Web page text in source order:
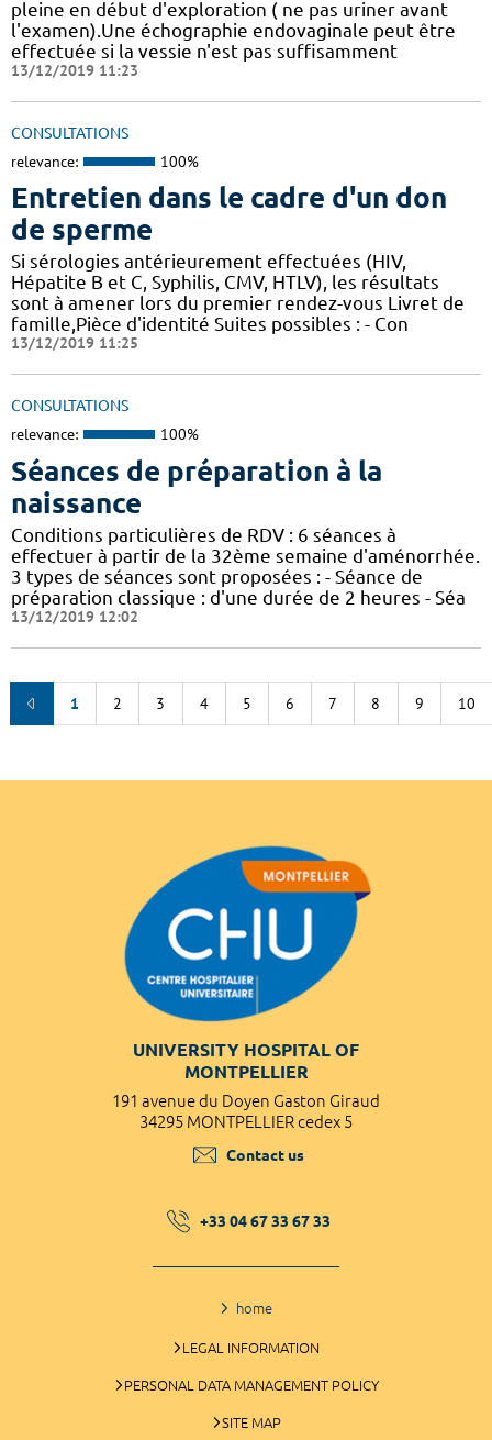
pleine en début d'exploration ( ne pas uriner avant
l'examen).Une échographie endovaginale peut être
effectuée si la vessie n'est pas suffisamment
13/12/2019 11:23
CONSULTATIONS
relevance: 100%
Entretien dans le cadre d'un don
de sperme
Si sérologies antérieurement effectuées (HIV,
Hépatite B et C, Syphilis, CMV, HTLV), les résultats
sont à amener lors du premier rendez-vous Livret de
famille,Pièce d'identité Suites possibles : - Con
13/12/2019 11:25
CONSULTATIONS
relevance: 100%
Séances de préparation à la
naissance
Conditions particulières de RDV : 6 séances à
effectuer à partir de la 32ème semaine d'aménorrhée.
3 types de séances sont proposées : - Séance de
préparation classique : d'une durée de 2 heures - Séa
13/12/2019 12:02
1 2 3 4 5 6 7 8 9 10
UNIVERSITY HOSPITAL OF
MONTPELLIER
191 avenue du Doyen Gaston Giraud
34295 MONTPELLIER cedex 5
Contact us
+33 04 67 33 67 33
home
LEGAL INFORMATION
PERSONAL DATA MANAGEMENT POLICY
SITE MAP